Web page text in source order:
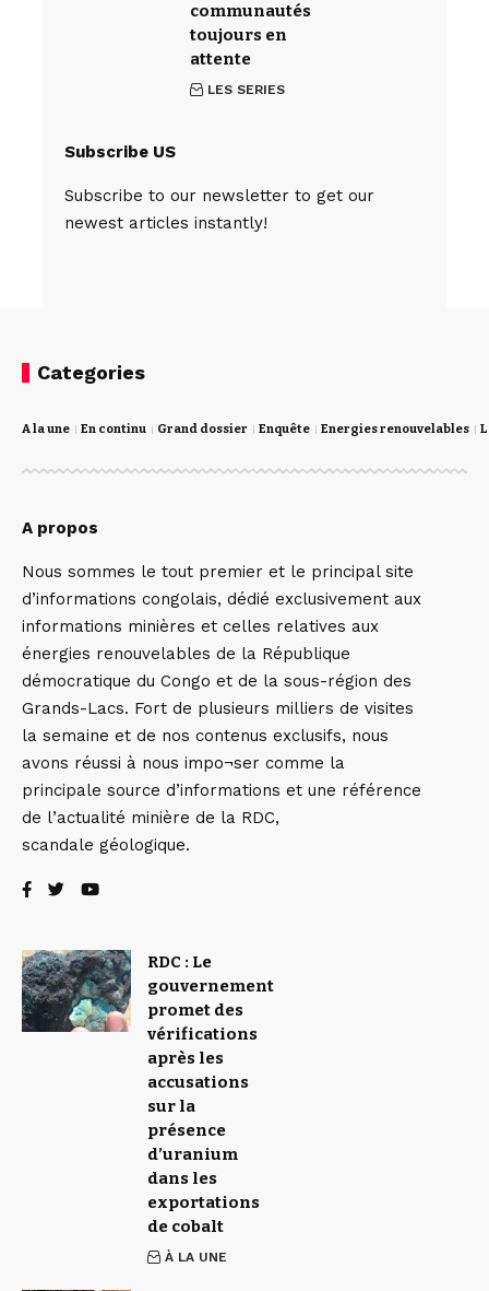
communautés
toujours en
attente
LES SERIES
Subscribe US
Subscribe to our newsletter to get our
newest articles instantly!
Categories
A la une En continu Grand dossier Enquête Energies renouvelables
A propos
Nous sommes le tout premier et le principal site
d’informations congolais, dédié exclusivement aux
informations minières et celles relatives aux
énergies renouvelables de la République
démocratique du Congo et de la sous-région des
Grands-Lacs. Fort de plusieurs milliers de visites
la semaine et de nos contenus exclusifs, nous
avons réussi à nous impo¬ser comme la
principale source d’informations et une référence
de l’actualité minière de la RDC,
scandale géologique.
RDC : Le
gouvernement
promet des
vérifications
après les
accusations
sur la
présence
d’uranium
dans les
exportations
de cobalt
À LA UNE